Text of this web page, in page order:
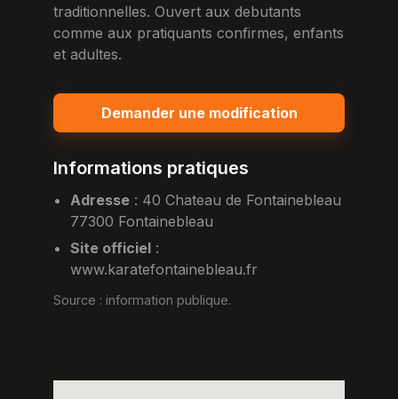
traditionnelles. Ouvert aux debutants
comme aux pratiquants confirmes, enfants
et adultes.
Demander une modification
Informations pratiques
Adresse : 40 Chateau de Fontainebleau
77300 Fontainebleau
Site officiel :
www.karatefontainebleau.fr
Source : information publique.